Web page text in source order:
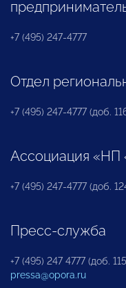
+7 (495) 247-4777
Отдел
+7 (495) 247-4777 (доб.
Ассоциация
+7 (495) 247-4777 (доб.
Пресс-служба
+7 (495) 247 4777 (доб.
pressa@opora.ru